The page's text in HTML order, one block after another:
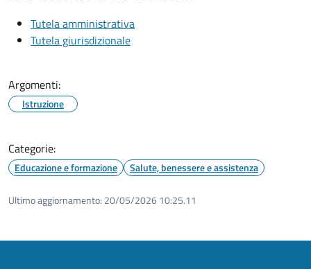
Tutela amministrativa
Tutela giurisdizionale
Argomenti:
Istruzione
Categorie:
Educazione e formazione Salute, benessere e assistenza
Ultimo aggiornamento: 20/05/2026 10:25.11